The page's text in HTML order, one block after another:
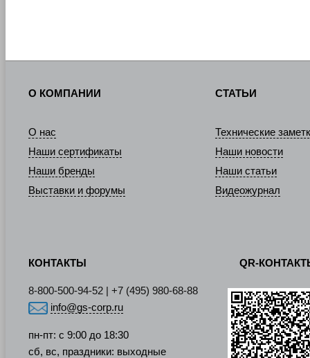
О КОМПАНИИ
О нас
Наши сертификаты
Наши бренды
Выставки и форумы
СТАТЬИ
Технические
Наши новости
Наши статьи
Видеожурнал
КОНТАКТЫ
8-800-500-94-52 | +7 (495) 980-68-88
info@gs-corp.ru
пн-пт: с 9:00 до 18:30
сб, вс, праздники: выходные
QR-